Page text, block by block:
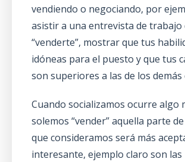
vendiendo o negociando, por
asistir a una entrevista de trabajo
“venderte”, mostrar que tus
idóneas para el puesto y que tus
son superiores a las de los demás
Cuando socializamos ocurre algo
solemos “vender” aquella parte
que consideramos será más
interesante, ejemplo claro son las